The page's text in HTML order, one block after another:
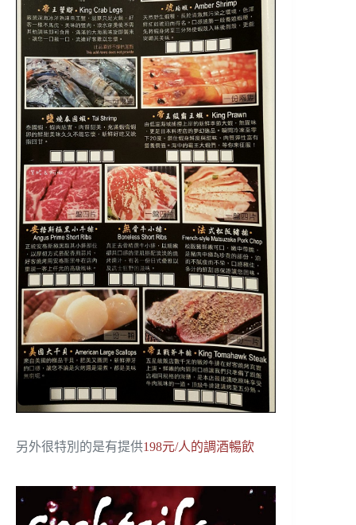
另外很特別的是有提供198元/人的調酒暢飲